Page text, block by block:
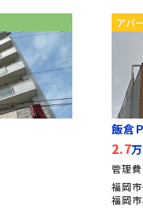
アパ
飯倉
2.7
管理
福岡
福岡